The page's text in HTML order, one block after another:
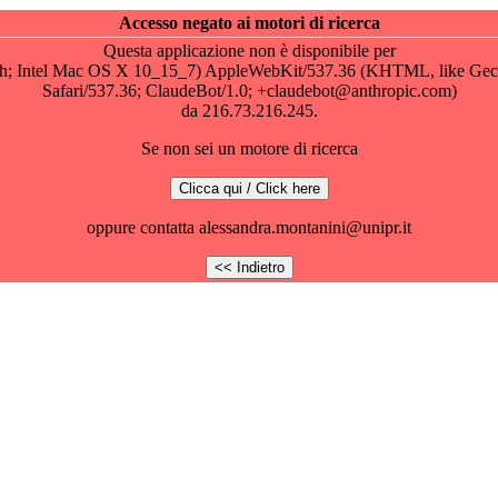
Accesso negato ai motori di ricerca
Questa applicazione non è disponibile per
Intel Mac OS X 10_15_7) AppleWebKit/537.36 (KHTML, like
Safari/537.36; ClaudeBot/1.0; +claudebot@anthropic.com)
da 216.73.216.245.
Se non sei un motore di ricerca
oppure contatta alessandra.montanini@unipr.it